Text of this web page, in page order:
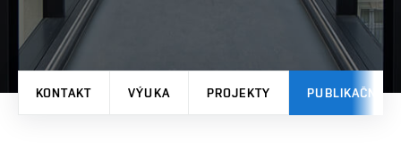
KONTAKT VÝUKA PROJEKTY PUBLIKAČNÍ